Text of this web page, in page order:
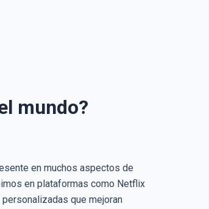
mundo?
en muchos aspectos de
en plataformas como Netflix
que mejoran